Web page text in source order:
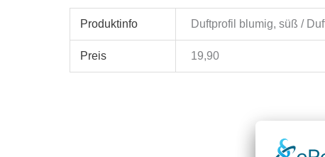
Produktinfo Duftprofil blumig, süß /
Preis 19,90